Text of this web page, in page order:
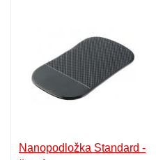
Nanopodložka Standard -